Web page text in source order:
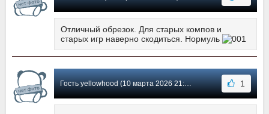
Отличный обрезок. Для старых компов и
старых игр наверно скодиться. Нормуль
Гость yellowhood (10 марта 2026 21:18) Сообщение #19 1